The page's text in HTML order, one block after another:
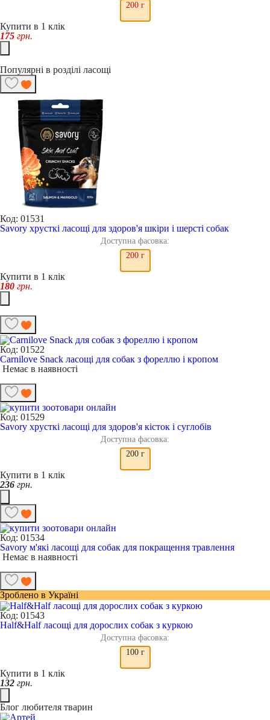
200 г
Купити в 1 клік
175 грн.
Популярні в розділі ласощі
Код: 01531
Savory хрусткі ласощі для здоров'я шкіри і шерсті собак
Доступна фасовка:
200 г
Купити в 1 клік
180 грн.
Код: 01522
Carnilove Snack ласощі для собак з фореллю і кропом
Немає в наявності
Код: 01529
Savory хрусткі ласощі для здоров'я кісток і суглобів
Доступна фасовка:
200 г
Купити в 1 клік
236 грн.
Код: 01534
Savory м'які ласощі для собак для покращення травлення
Немає в наявності
Зроблено в Україні
Код: 01543
Half&Half ласощі для дорослих собак з куркою
Доступна фасовка:
100 г
Купити в 1 клік
132 грн.
Блог любителя тварин